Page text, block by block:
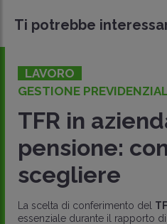
Ti potrebbe
LAVORO
GESTIONE
TFR in
pensione:
scegliere
La scelta di conferimento del
essenziale durante il rapporto